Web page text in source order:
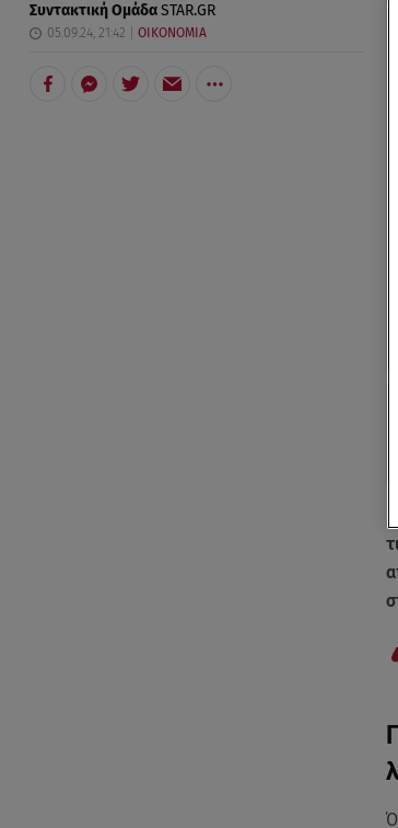
Συντακτική ΟμάδαSTAR.GR
05.09.24, 21:42 ΟΙΚΟΝΟΜΙΑ